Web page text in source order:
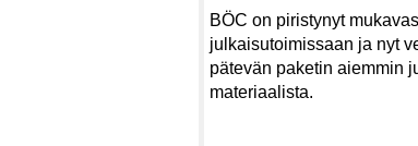
BÖC on piristynyt
julkaisutoimissaan ja nyt
pätevän paketin aiemmin
materiaalista.